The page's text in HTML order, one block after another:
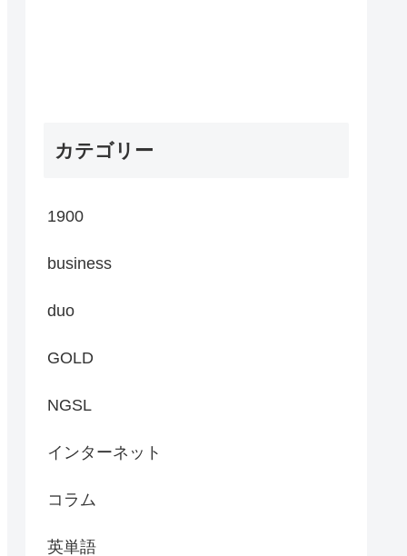
カテゴリー
1900
business
duo
GOLD
NGSL
インターネット
コラム
英単語